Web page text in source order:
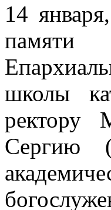
14
памяти
школы
ректору
Сергию